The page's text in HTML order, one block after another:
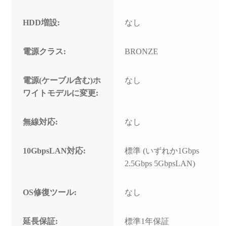
HDD増設: なし
電源クラス: BRONZE
電源(ケーブル含む)ホ
ワイトモデルに変更:
なし
無線対応: なし
10GbpsLAN対応:
標準 (いずれか1Gbps
2.5Gbps 5GbpsLAN)
OS修復ツール: なし
延長保証: 標準1年保証